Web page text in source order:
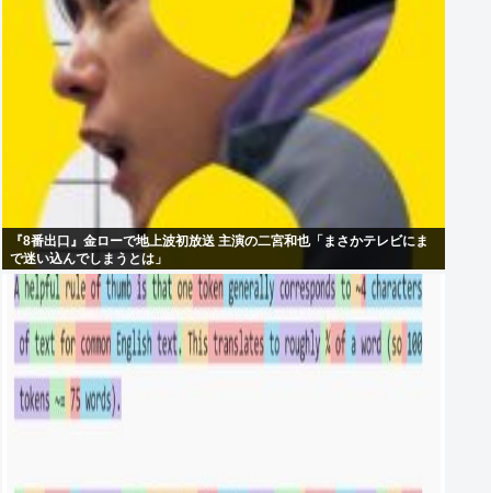
『8番出口』金ローで地上波初放送 主演の二宮和也「まさかテレビにま
で迷い込んでしまうとは」